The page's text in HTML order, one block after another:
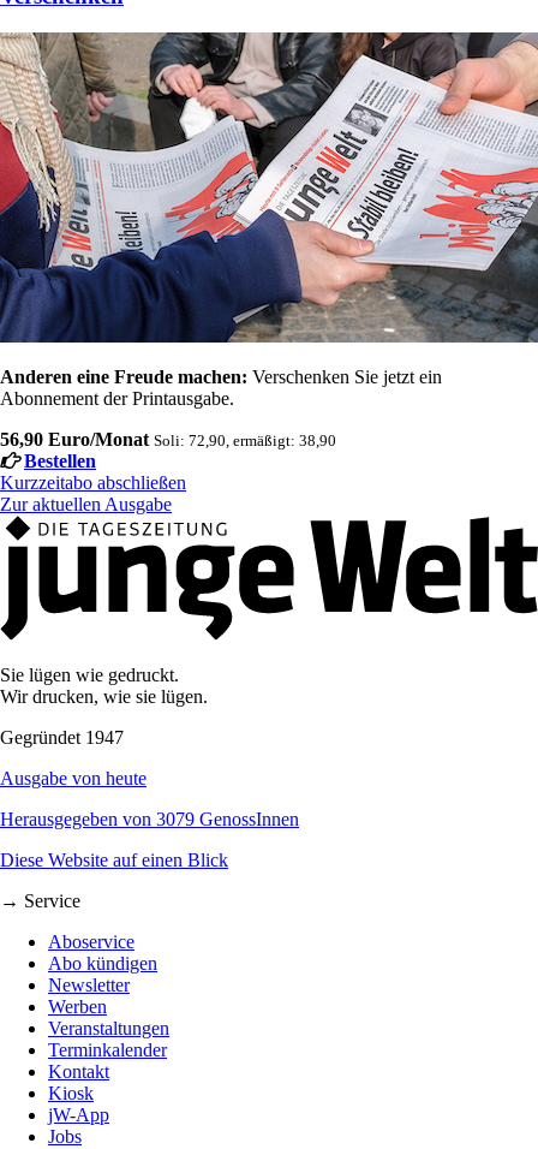
Anderen eine Freude machen: Verschenken Sie jetzt ein
Abonnement der Printausgabe.
56,90 Euro/Monat Soli: 72,90, ermäßigt: 38,90
Bestellen
Kurzzeitabo abschließen
Zur aktuellen Ausgabe
Sie lügen wie gedruckt.
Wir drucken, wie sie lügen.
Gegründet 1947
Ausgabe von heute
Herausgegeben von 3079 GenossInnen
Diese Website auf einen Blick
→ Service
Aboservice
Abo kündigen
Newsletter
Werben
Veranstaltungen
Terminkalender
Kontakt
Kiosk
jW-App
Jobs